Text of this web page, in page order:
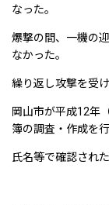
なった。
爆撃の間、一機の
なかった。
繰り返し攻撃を受
岡山市が平成12年
簿の調査・作成を
氏名等で確認され